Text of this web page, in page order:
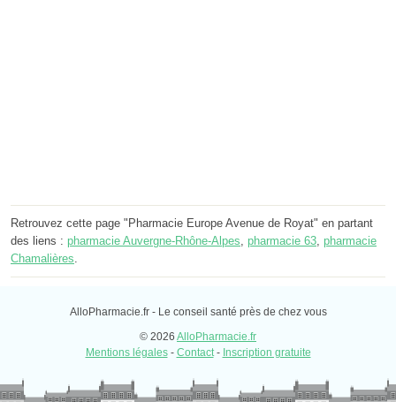
Retrouvez cette page "Pharmacie Europe Avenue de Royat" en partant
des liens : pharmacie Auvergne-Rhône-Alpes pharmacie 63 pharmacie
Chamalières
AlloPharmacie.fr - Le conseil santé près de chez vous
© 2026 AlloPharmacie.fr
Mentions légales- Contact- Inscription gratuite